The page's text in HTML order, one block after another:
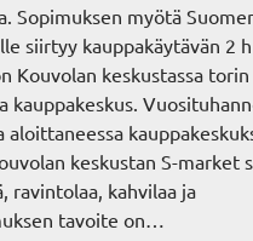
Sopimuksen myötä
siirtyy kauppakäytävän 2
Kouvolan keskustassa torin
kauppakeskus.
keskustan S-market
ravintolaa, kahvilaa ja
tavoite on…